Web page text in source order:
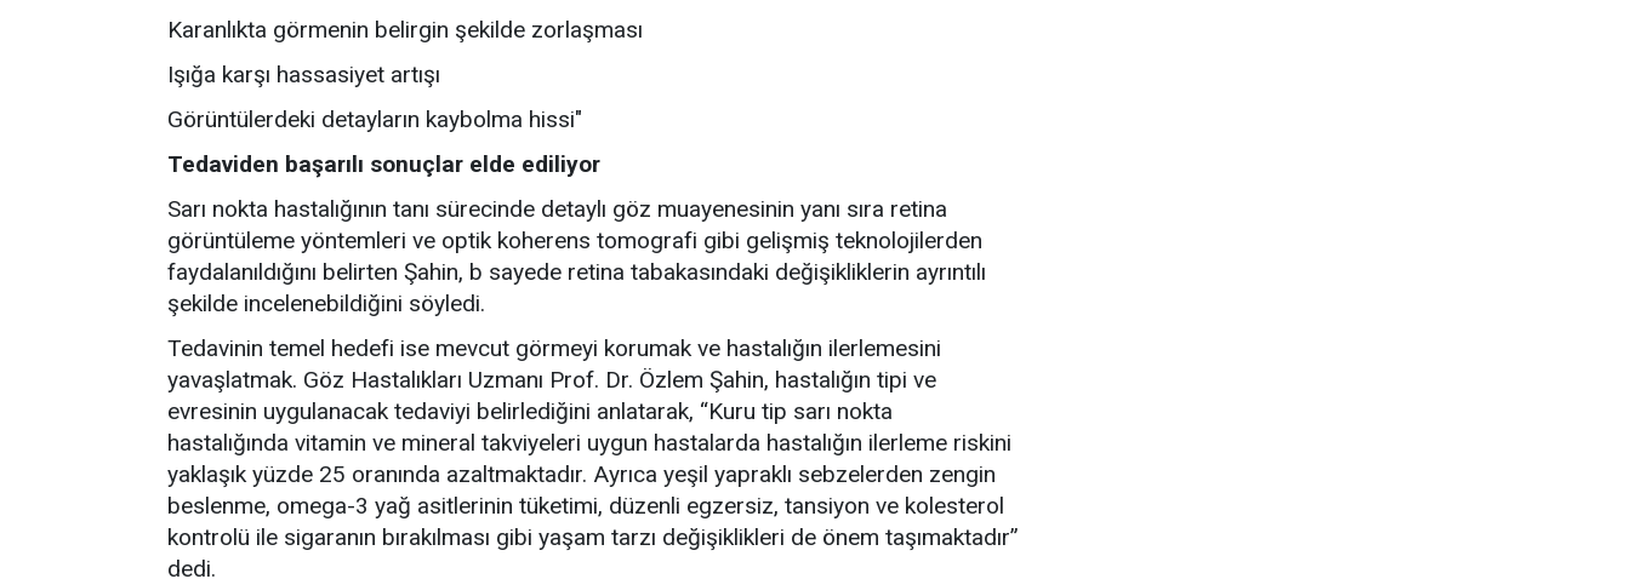
Karanlıkta görmenin belirgin şekilde zorlaşması
Işığa karşı hassasiyet artışı
Görüntülerdeki detayların kaybolma hissi"
Tedaviden başarılı sonuçlar elde ediliyor
Sarı nokta hastalığının tanı sürecinde detaylı göz muayenesinin yanı sıra retina
görüntüleme yöntemleri ve optik koherens tomografi gibi gelişmiş teknolojilerden
faydalanıldığını belirten Şahin, b sayede retina tabakasındaki değişikliklerin ayrıntılı
şekilde incelenebildiğini söyledi.
Tedavinin temel hedefi ise mevcut görmeyi korumak ve hastalığın ilerlemesini
yavaşlatmak. Göz Hastalıkları Uzmanı Prof. Dr. Özlem Şahin, hastalığın tipi ve
evresinin uygulanacak tedaviyi belirlediğini anlatarak, “Kuru tip sarı nokta
hastalığında vitamin ve mineral takviyeleri uygun hastalarda hastalığın ilerleme riskini
yaklaşık yüzde 25 oranında azaltmaktadır. Ayrıca yeşil yapraklı sebzelerden zengin
beslenme, omega-3 yağ asitlerinin tüketimi, düzenli egzersiz, tansiyon ve kolesterol
kontrolü ile sigaranın bırakılması gibi yaşam tarzı değişiklikleri de önem taşımaktadır”
dedi.